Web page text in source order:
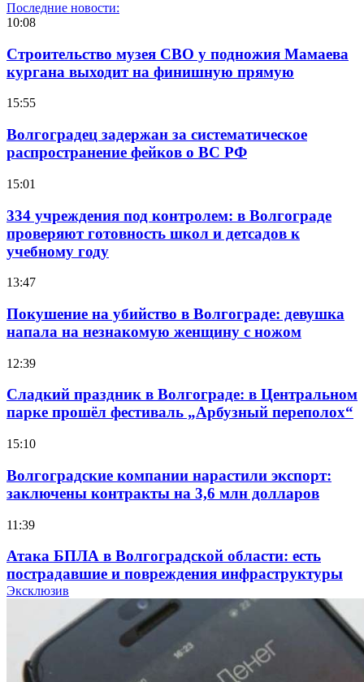
Последние новости:
10:08
Строительство музея СВО у подножия Мамаева
кургана выходит на финишную прямую
15:55
Волгоградец задержан за систематическое
распространение фейков о ВС РФ
15:01
334 учреждения под контролем: в Волгограде
проверяют готовность школ и детсадов к
учебному году
13:47
Покушение на убийство в Волгограде: девушка
напала на незнакомую женщину с ножом
12:39
Сладкий праздник в Волгограде: в Центральном
парке прошёл фестиваль „Арбузный переполох“
15:10
Волгоградские компании нарастили экспорт:
заключены контракты на 3,6 млн долларов
11:39
Атака БПЛА в Волгоградской области: есть
пострадавшие и повреждения инфраструктуры
Волгоградские вузы в топе зарплатного
рейтинга: ВолгГТУ и ВолгГМУ вошли в топ‑15
для химической отрасли и фармацевтики
Эксклюзив